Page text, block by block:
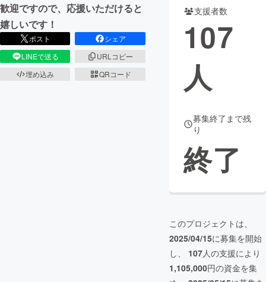
歓迎ですので、応援いただけると
嬉しいです！
ポスト
シェア
LINEで送る
URLコピー
埋め込み
QRコード
支援者数
107
人
募集終了まで残
り
終了
このプロジェクトは、
2025/04/15に募集を開始
し、 107人の支援により
1,105,000円の資金を集